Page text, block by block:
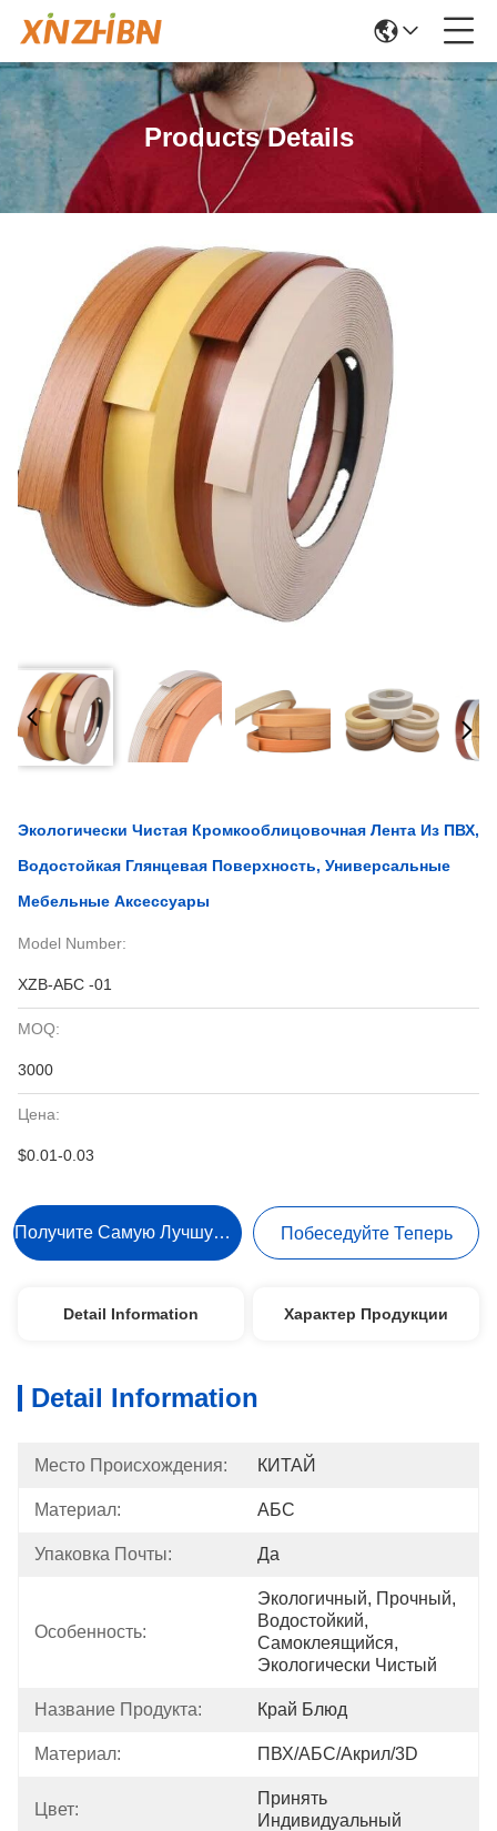
Products Details
Экологически Чистая Кромкооблицовочная Лента Из ПВХ,
Водостойкая Глянцевая Поверхность, Универсальные
Мебельные Аксессуары
Model Number:
XZB-АБС -01
MOQ:
3000
Цена:
$0.01-0.03
Получите Самую Лучшую Цену Побеседуйте Теперь
Detail Information Характер Продукции
Detail Information
Место Происхождения: КИТАЙ
Материал: АБС
Упаковка Почты: Да
Особенность:
Экологичный, Прочный,
Водостойкий,
Самоклеящийся,
Экологически Чистый
Название Продукта: Край Блюд
Материал: ПВХ/АБС/акрил/3D
Цвет:
Принять
Индивидуальный